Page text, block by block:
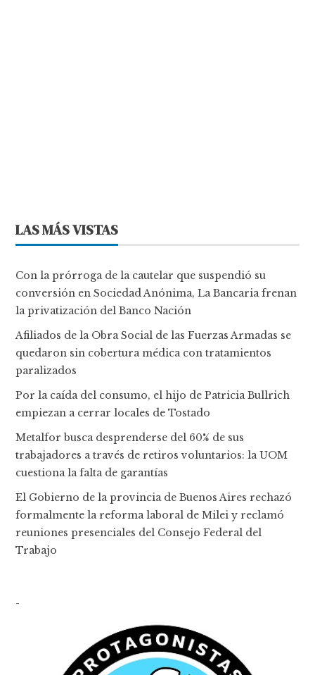
LAS MÁS VISTAS
Con la prórroga de la cautelar que suspendió su
conversión en Sociedad Anónima, La Bancaria frenan
la privatización del Banco Nación
Afiliados de la Obra Social de las Fuerzas Armadas se
quedaron sin cobertura médica con tratamientos
paralizados
Por la caída del consumo, el hijo de Patricia Bullrich
empiezan a cerrar locales de Tostado
Metalfor busca desprenderse del 60% de sus
trabajadores a través de retiros voluntarios: la UOM
cuestiona la falta de garantías
El Gobierno de la provincia de Buenos Aires rechazó
formalmente la reforma laboral de Milei y reclamó
reuniones presenciales del Consejo Federal del
Trabajo
-